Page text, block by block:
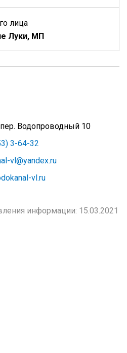
лица
Луки, МП
Водопроводный 10
3-64-32
vl@yandex.ru
vl.ru
информации: 15.03.2021